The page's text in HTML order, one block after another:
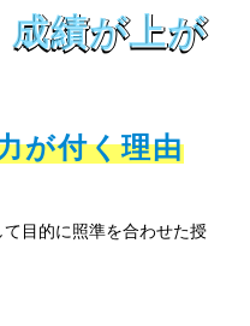
成績が上が
が付く理由
目的に照準を合わせた授